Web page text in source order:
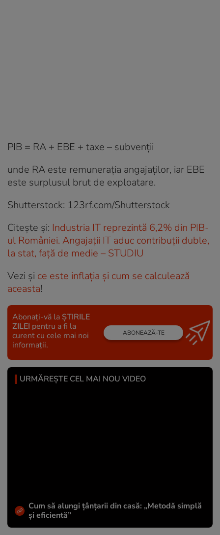
PIB = RA + EBE + taxe – subvenții
unde RA este remunerația angajaților, iar EBE
este surplusul brut de exploatare.
Shutterstock: 123rf.com/Shutterstock
Citeşte și: Industria IT reprezintă 6,2% din PIB-
ul României. Angajații IT aduc contribuții duble,
la stat, față de medie – STUDIU
Vezi şi ce este inflația și cum se calculează
aceasta!
Abonați-vă la ȘTIRILE
ZILEI pentru a fi la
curent cu cele mai noi
informații.
ABONEAZĂ-TE
URMĂREȘTE CEL MAI NOU VIDEO
Cum să alungi țânțarii din casă: „Metodă simplă
și eficientă”